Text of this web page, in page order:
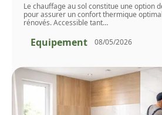
Le chauffage au sol constitue une option
pour assurer un confort thermique
rénovés. Accessible tant…
Equipement 08/05/2026